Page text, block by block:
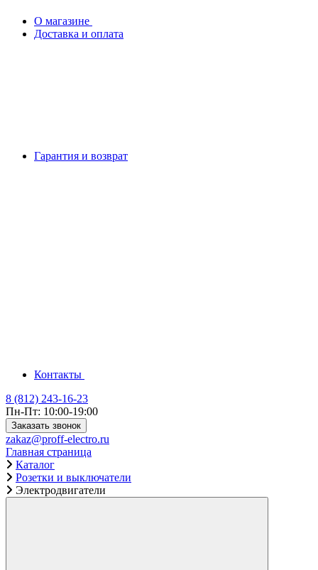
О магазине
Доставка и оплата
Гарантия и возврат
Контакты
8 (812) 243-16-23
Пн-Пт: 10:00-19:00
Заказать звонок
zakaz@proff-electro.ru
Главная страница
Каталог
Розетки и выключатели
Электродвигатели